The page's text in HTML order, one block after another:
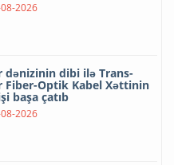
2026
dənizinin dibi ilə Trans-
Fiber-Optik Kabel Xəttinin
başa çatıb
2026